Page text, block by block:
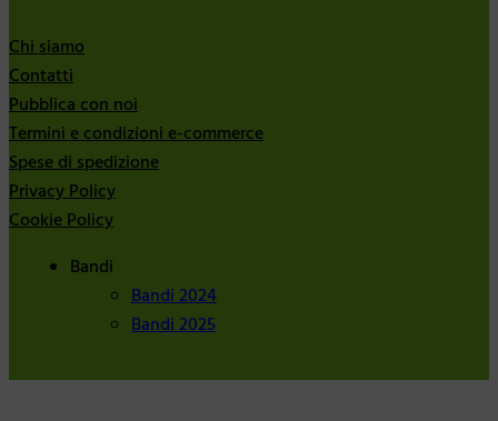
Chi siamo
Contatti
Pubblica con noi
Termini e condizioni e-commerce
Spese di spedizione
Privacy Policy
Cookie Policy
Bandi
Bandi 2024
Bandi 2025